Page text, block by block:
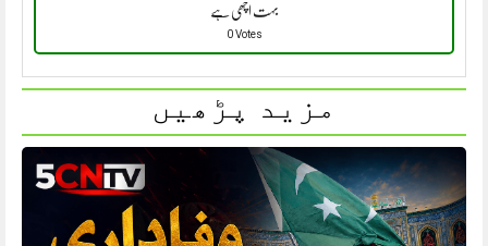
بہت اچھی ہے
0 Votes
مزید پڑھیں